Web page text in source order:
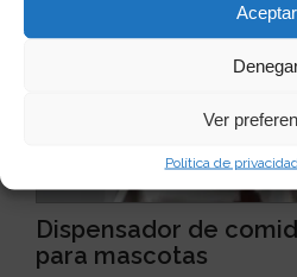
Aceptar
Ver
Política de privacidad
Dispensador de
para mascotas